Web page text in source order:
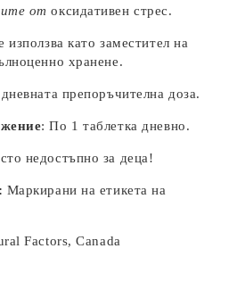
отоксидативен стрес.
използва като заместител на
хранене.
препоръчителна доза.
: По 1 таблетка дневно.
недостъпно за деца!
Маркирани на етикета на
Factors, Canada